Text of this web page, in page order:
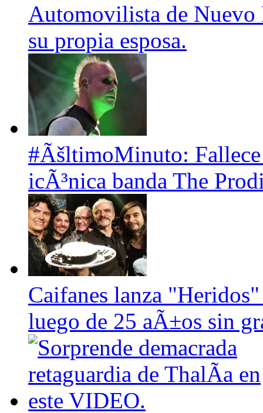
Automovilista de Nuevo
su propia esposa.
#ÃšltimoMinuto:
icÃ³nica banda The
Caifanes lanza
luego de 25 aÃ±os sin